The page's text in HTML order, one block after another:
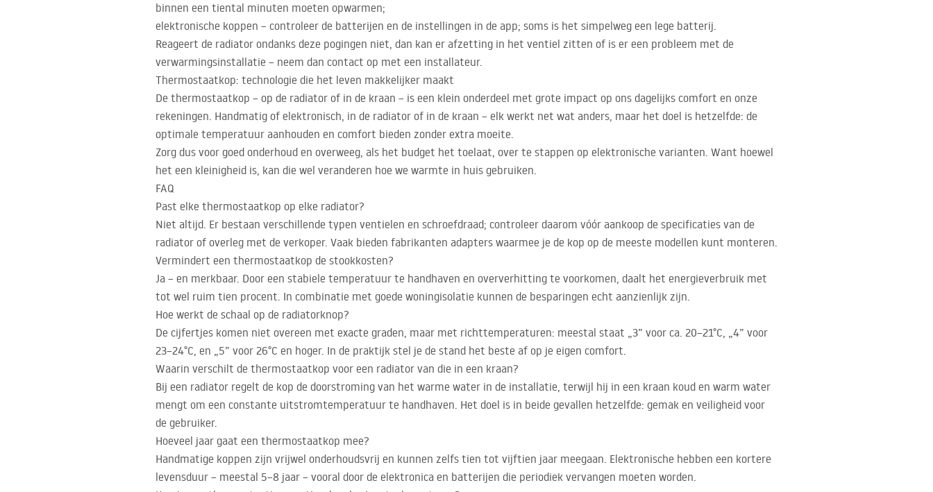
binnen een tiental minuten moeten opwarmen;
elektronische koppen – controleer de batterijen en de instellingen in de app; soms is het simpelweg een lege batterij.
Reageert de radiator ondanks deze pogingen niet, dan kan er afzetting in het ventiel zitten of is er een probleem met de
verwarmingsinstallatie – neem dan contact op met een installateur.
Thermostaatkop: technologie die het leven makkelijker maakt
De thermostaatkop – op de radiator of in de kraan – is een klein onderdeel met grote impact op ons dagelijks comfort en onze
rekeningen. Handmatig of elektronisch, in de radiator of in de kraan – elk werkt net wat anders, maar het doel is hetzelfde: de
optimale temperatuur aanhouden en comfort bieden zonder extra moeite.
Zorg dus voor goed onderhoud en overweeg, als het budget het toelaat, over te stappen op elektronische varianten. Want hoewel
het een kleinigheid is, kan die wel veranderen hoe we warmte in huis gebruiken.
FAQ
Past elke thermostaatkop op elke radiator?
Niet altijd. Er bestaan verschillende typen ventielen en schroefdraad; controleer daarom vóór aankoop de specificaties van de
radiator of overleg met de verkoper. Vaak bieden fabrikanten adapters waarmee je de kop op de meeste modellen kunt monteren.
Vermindert een thermostaatkop de stookkosten?
Ja – en merkbaar. Door een stabiele temperatuur te handhaven en oververhitting te voorkomen, daalt het energieverbruik met
tot wel ruim tien procent. In combinatie met goede woningisolatie kunnen de besparingen echt aanzienlijk zijn.
Hoe werkt de schaal op de radiatorknop?
De cijfertjes komen niet overeen met exacte graden, maar met richttemperaturen: meestal staat „3” voor ca. 20–21°C, „4” voor
23–24°C, en „5” voor 26°C en hoger. In de praktijk stel je de stand het beste af op je eigen comfort.
Waarin verschilt de thermostaatkop voor een radiator van die in een kraan?
Bij een radiator regelt de kop de doorstroming van het warme water in de installatie, terwijl hij in een kraan koud en warm water
mengt om een constante uitstromtemperatuur te handhaven. Het doel is in beide gevallen hetzelfde: gemak en veiligheid voor
de gebruiker.
Hoeveel jaar gaat een thermostaatkop mee?
Handmatige koppen zijn vrijwel onderhoudsvrij en kunnen zelfs tien tot vijftien jaar meegaan. Elektronische hebben een kortere
levensduur – meestal 5–8 jaar – vooral door de elektronica en batterijen die periodiek vervangen moeten worden.